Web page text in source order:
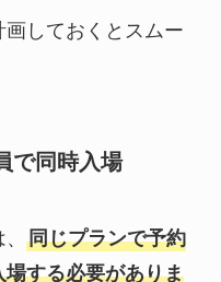
しておくとスムー
で同時入場
同じプランで予約
する必要がありま